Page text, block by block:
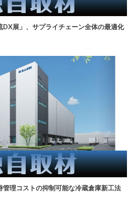
DX展」、サプライチェーン全体の最適化
管理コストの抑制可能な冷蔵倉庫新工法